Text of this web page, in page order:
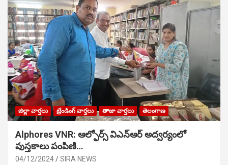
జిల్లా వార్తలు ట్రేండింగ్ వార్తలు తాజా వార్తలు తెలంగాణ
Alphores VNR: ఆల్ఫోర్స్ విఎన్ఆర్ అద్వర్యంలో
పుస్తకాలు పంపిణి…
04/12/2024 SIRA NEWS